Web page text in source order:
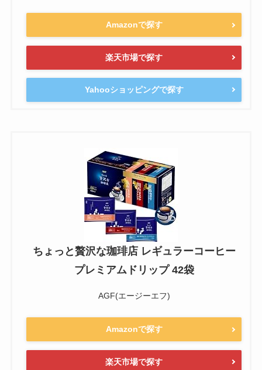
Amazonで探す
楽天市場で探す
Yahooショッピングで探す
ちょっと贅沢な珈琲店 レギュラーコーヒー
プレミアムドリップ 42袋
AGF(エージーエフ)
Amazonで探す
楽天市場で探す